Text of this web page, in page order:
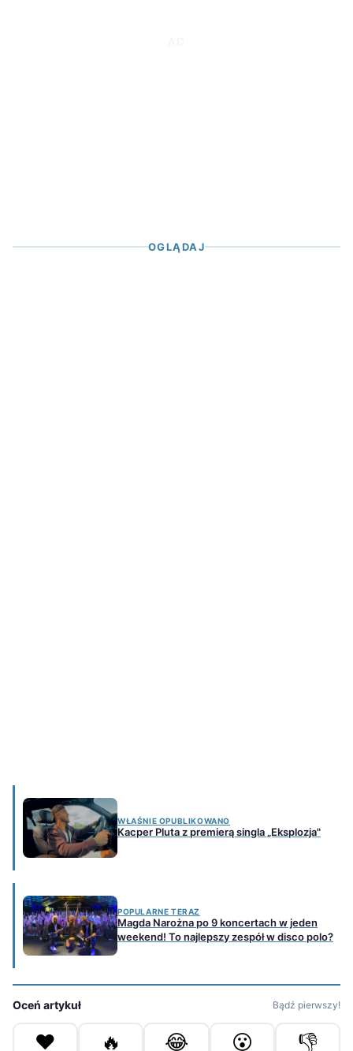
OGLĄDAJ
WŁAŚNIE OPUBLIKOWANO
Kacper Pluta z premierą singla „Eksplozja"
POPULARNE TERAZ
Magda Narożna po 9 koncertach w jeden
weekend! To najlepszy zespół w disco polo?
Oceń artykuł Bądź pierwszy!
❤️ 🔥 😂 😮 👎